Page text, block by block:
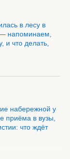
в лесу в
напоминаем,
и что делать,
набережной у
приёма в вузы,
что ждёт